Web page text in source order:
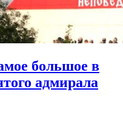
большое в
адмирала